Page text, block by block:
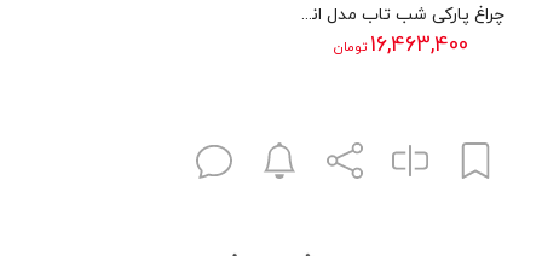
چراغ پارکی شب تاب مدل انگلیسی با شاخه باتیس سربالا و پایه نارون
16,463,400 تومان